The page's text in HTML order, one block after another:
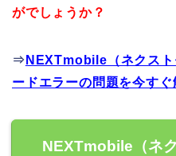
がでしょうか？
⇒ NEXTmobile（ネクス
ードエラーの問題を今す
NEXTmobile（ネ